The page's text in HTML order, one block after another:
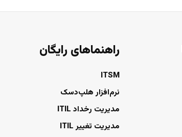
راهنماهای رایگان
ITSM
نرم‌افزار هلپ‌دسک
مدیریت رخداد ITIL
مدیریت تغییر ITIL